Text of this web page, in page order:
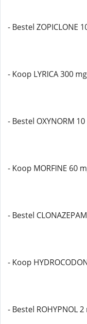
- Bestel ZOPICLONE
- Koop LYRICA 300 mg
- Bestel OXYNORM
- Koop MORFINE 60
- Bestel
- Koop
- Bestel ROHYPNOL 2